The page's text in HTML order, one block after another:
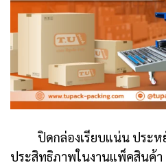
ปิดกล่องเรียบแน่น ประหยั
ประสิทธิภาพในงานแพ็คสินค้า